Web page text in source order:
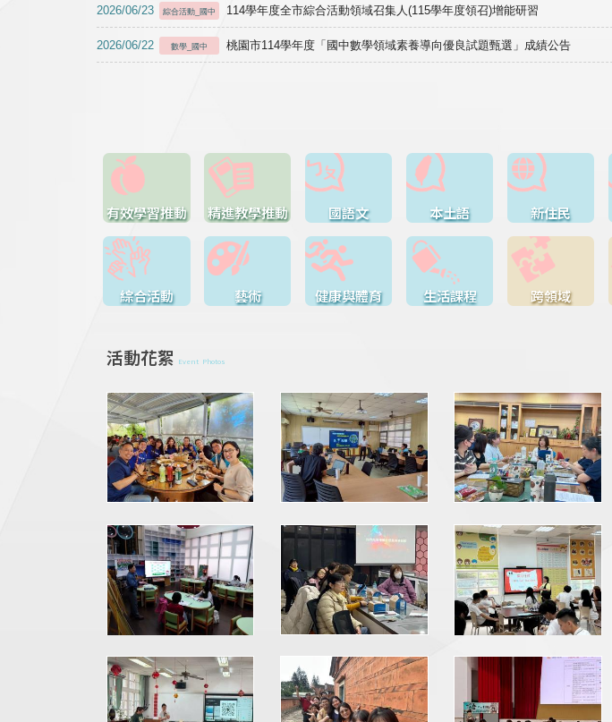
2026/06/23 綜合活動_國中 114學年度全市綜合活動領域召集人(115學年度領召)增能研習
2026/06/22 數學_國中 桃園市114學年度「國中數學領域素養導向優良試題甄選」成績公告
有效學習推動 精進教學推動 國語文 本土語 新住民
綜合活動 藝術 健康與體育 生活課程 跨領域
活動花絮 Event Photos